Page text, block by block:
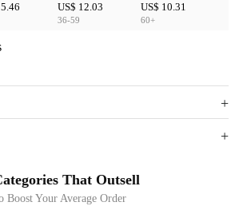
US$ 12.03
36-59
US$ 10.31
60+
coupons up to
up to 15% off
That Outsell
Boost Your Average Order